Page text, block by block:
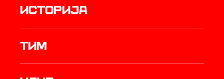
историја
ТИМ